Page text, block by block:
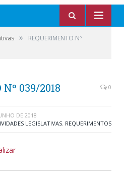
»
REQUERIMENTO Nº
Nº 039/2018 0
DE 2018
LEGISLATIVAS, REQUERIMENTOS